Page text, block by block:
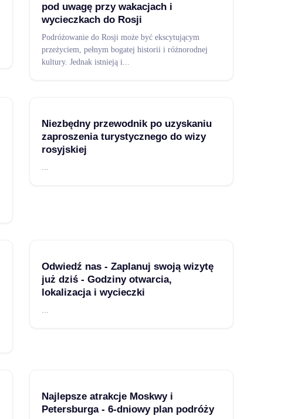
pod uwagę przy wakacjach i
wycieczkach do Rosji
Podróżowanie do Rosji może być ekscytującym
przeżyciem, pełnym bogatej historii i różnorodnej
kultury. Jednak istnieją i
Niezbędny przewodnik po uzyskaniu
zaproszenia turystycznego do wizy
rosyjskiej
Odwiedź nas - Zaplanuj swoją wizytę
już dziś - Godziny otwarcia,
lokalizacja i wycieczki
Najlepsze atrakcje Moskwy i
Petersburga - 6-dniowy plan podróży